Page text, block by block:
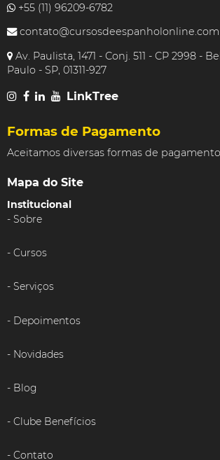
+55 (11) 96209-6782
contato@cursosdeespanholonline.com
Av. Paulista, 1471 - Conj. 511 - CP 2998 -
Paulo - SP, 01311-927
LinkTree
Formas de Pagamento
Aceitamos diversas formas de
Mapa do Site
Institucional
Sobre
Cursos
Serviços
Depoimentos
Novidades
Blog
Clube Benefícios
Contato